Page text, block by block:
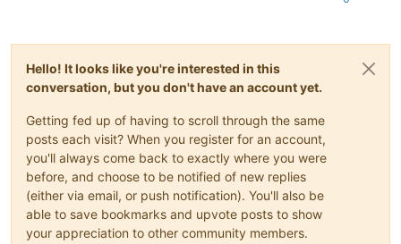
Hello! It looks like you're interested in this
conversation, but you don't have an account yet.
Getting fed up of having to scroll through the same
posts each visit? When you register for an account,
you'll always come back to exactly where you were
before, and choose to be notified of new replies
(either via email, or push notification). You'll also be
able to save bookmarks and upvote posts to show
your appreciation to other community members.